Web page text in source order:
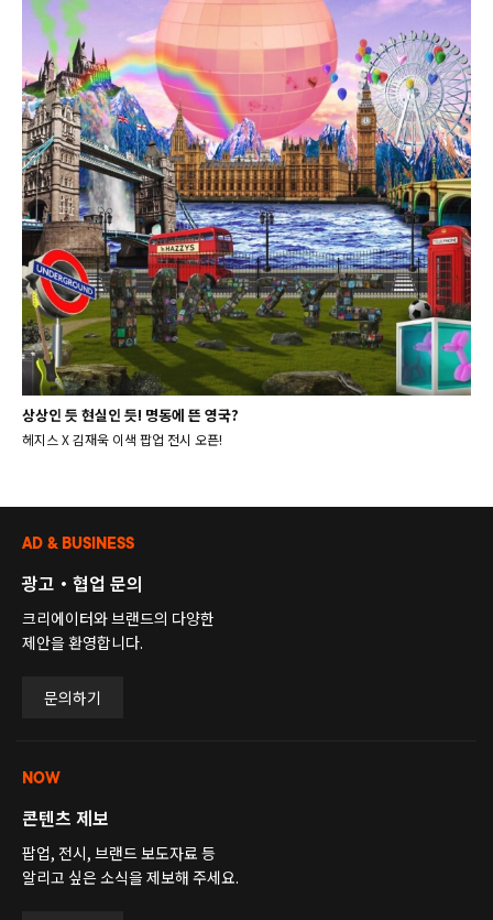
상상인 듯 현실인 듯! 명동에 뜬 영국?
헤지스 X 김재욱 이색 팝업 전시 오픈!
AD & BUSINESS
광고・협업 문의
크리에이터와 브랜드의 다양한
제안을 환영합니다.
문의하기
NOW
콘텐츠 제보
팝업, 전시, 브랜드 보도자료 등
알리고 싶은 소식을 제보해 주세요.